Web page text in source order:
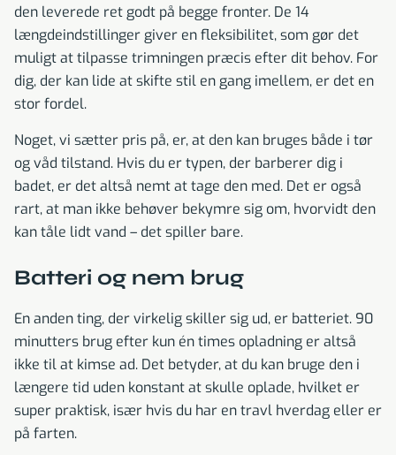
den leverede ret godt på begge fronter. De 14
længdeindstillinger giver en fleksibilitet, som gør det
muligt at tilpasse trimningen præcis efter dit behov. For
dig, der kan lide at skifte stil en gang imellem, er det en
stor fordel.
Noget, vi sætter pris på, er, at den kan bruges både i tør
og våd tilstand. Hvis du er typen, der barberer dig i
badet, er det altså nemt at tage den med. Det er også
rart, at man ikke behøver bekymre sig om, hvorvidt den
kan tåle lidt vand – det spiller bare.
Batteri og nem brug
En anden ting, der virkelig skiller sig ud, er batteriet. 90
minutters brug efter kun én times opladning er altså
ikke til at kimse ad. Det betyder, at du kan bruge den i
længere tid uden konstant at skulle oplade, hvilket er
super praktisk, især hvis du har en travl hverdag eller er
på farten.